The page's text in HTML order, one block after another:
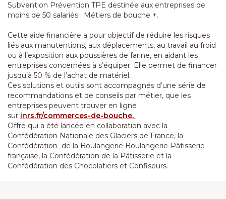
Subvention Prévention TPE destinée aux entreprises de
moins de 50 salariés : Métiers de bouche +.
Cette aide financière a pour objectif de réduire les risques
liés aux manutentions, aux déplacements, au travail au froid
ou à l’exposition aux poussières de farine, en aidant les
entreprises concernées à s’équiper. Elle permet de financer
jusqu’à 50 % de l’achat de matériel.
Ces solutions et outils sont accompagnés d’une série de
recommandations et de conseils par métier, que les
entreprises peuvent trouver en ligne
sur inrs.fr/commerces-de-bouche.
Offre qui a été lancée en collaboration avec la
Confédération Nationale des Glaciers de France, la
Confédération de la Boulangerie Boulangerie-Pâtisserie
française, la Confédération de la Pâtisserie et la
Confédération des Chocolatiers et Confiseurs.